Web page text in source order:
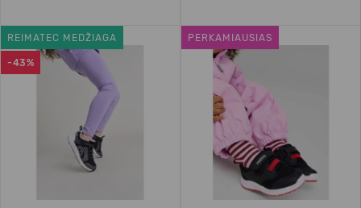
-43%
REIMATEC MEDŽIAGA PERKAMIAUSIAS